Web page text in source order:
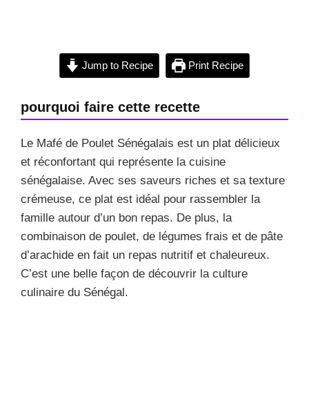
Jump to Recipe Print Recipe
pourquoi faire cette recette
Le Mafé de Poulet Sénégalais est un plat délicieux
et réconfortant qui représente la cuisine
sénégalaise. Avec ses saveurs riches et sa texture
crémeuse, ce plat est idéal pour rassembler la
famille autour d’un bon repas. De plus, la
combinaison de poulet, de légumes frais et de pâte
d’arachide en fait un repas nutritif et chaleureux.
C’est une belle façon de découvrir la culture
culinaire du Sénégal.